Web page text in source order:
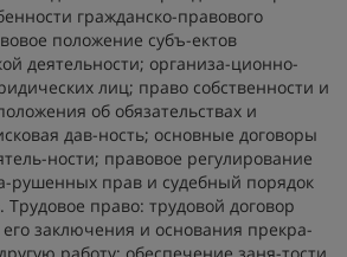
гражданско-правового
положение субъ-ектов
деятельности; организа-ционно-
лиц; право собственности и
об обязательствах и
дав-ность; основные договоры
ности; правовое регулирование
рушенных прав и судебный порядок
право: трудовой договор
его заключения и основания прекра-